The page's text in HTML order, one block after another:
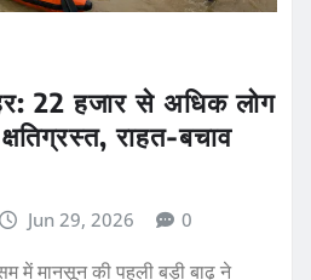
22 हजार से अधिक लोग
राहत-बचाव
Jun 29, 2026 0
में मानसून की पहली बड़ी बाढ़ ने